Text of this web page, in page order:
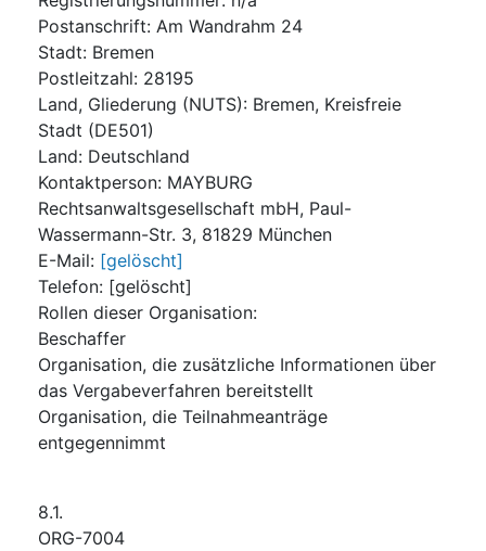
Postanschrift: Am Wandrahm 24
Stadt: Bremen
Postleitzahl: 28195
Land, Gliederung (NUTS): Bremen, Kreisfreie
Stadt (DE501)
Land: Deutschland
Kontaktperson: MAYBURG
Rechtsanwaltsgesellschaft mbH, Paul-
Wassermann-Str. 3, 81829 München
E-Mail: [gelöscht]
Telefon: [gelöscht]
Rollen dieser Organisation:
Beschaffer
Organisation, die zusätzliche Informationen über
das Vergabeverfahren bereitstellt
Organisation, die Teilnahmeanträge
entgegennimmt
8.1.
ORG-7004